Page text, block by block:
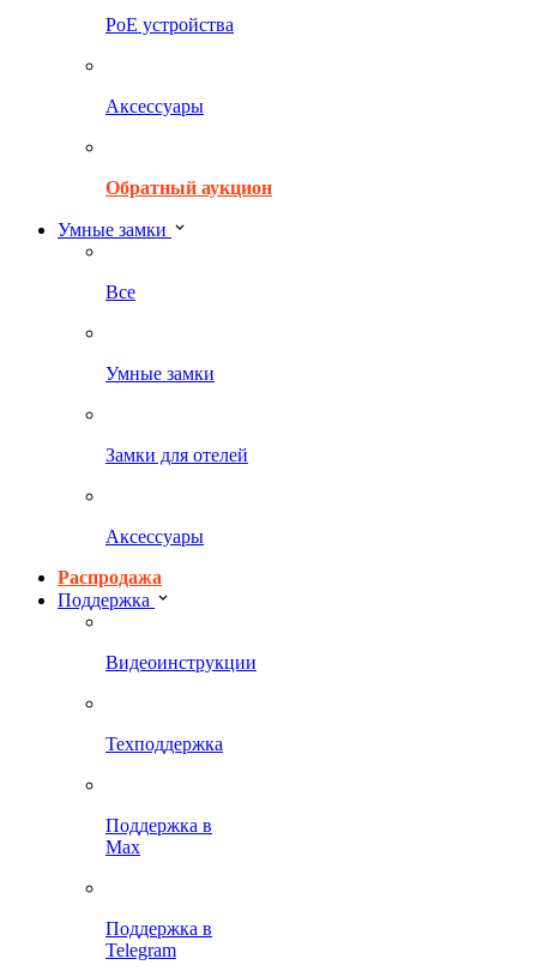
PoE устройства
Аксессуары
Обратный аукцион
Умные замки
Все
Умные замки
Замки для отелей
Аксессуары
Распродажа
Поддержка
Видеоинструкции
Техподдержка
Поддержка в
Max
Поддержка в
Telegram